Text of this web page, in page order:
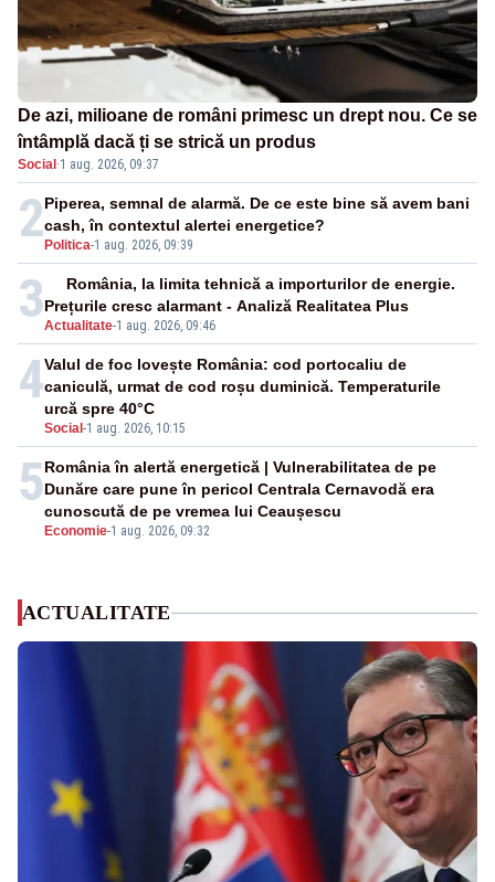
De azi, milioane de români primesc un drept nou. Ce se
întâmplă dacă ți se strică un produs
Social ·1 aug. 2026, 09:37
2 Politica-1 aug. 2026, 09:39
Piperea, semnal de alarmă. De ce este bine să avem bani
cash, în contextul alertei energetice?
3Actualitate-1 aug. 2026, 09:46
România, la limita tehnică a importurilor de energie.
Prețurile cresc alarmant - Analiză Realitatea Plus
4
Social -1 aug. 2026, 10:15
Valul de foc lovește România: cod portocaliu de
caniculă, urmat de cod roșu duminică. Temperaturile
urcă spre 40°C
5
Economie-1 aug. 2026, 09:32
România în alertă energetică | Vulnerabilitatea de pe
Dunăre care pune în pericol Centrala Cernavodă era
cunoscută de pe vremea lui Ceaușescu
ACTUALITATE